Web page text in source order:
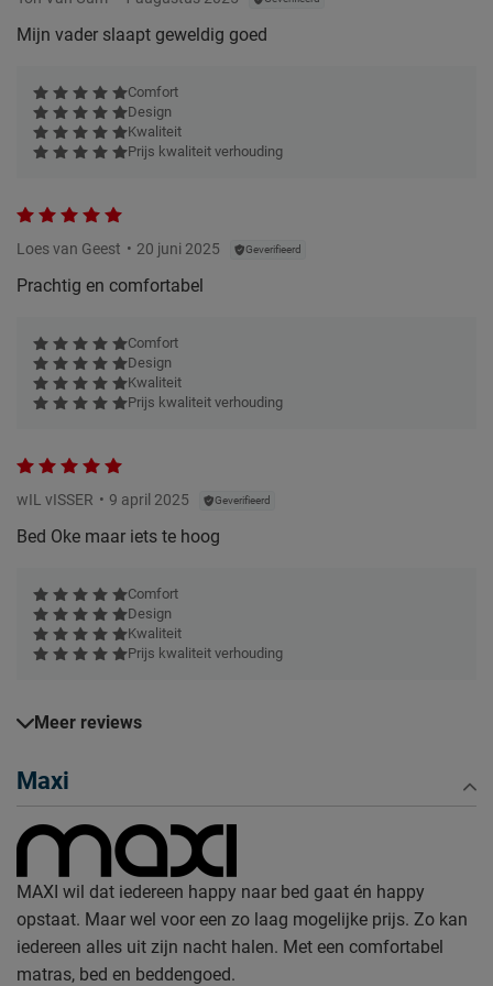
Mijn vader slaapt geweldig goed
Comfort
Design
Kwaliteit
Prijs kwaliteit verhouding
Loes van Geest 20 juni 2025 Geverifieerd
Prachtig en comfortabel
Comfort
Design
Kwaliteit
Prijs kwaliteit verhouding
wIL vISSER 9 april 2025 Geverifieerd
Bed Oke maar iets te hoog
Comfort
Design
Kwaliteit
Prijs kwaliteit verhouding
Meer reviews
Maxi
MAXI wil dat iedereen happy naar bed gaat én happy
opstaat. Maar wel voor een zo laag mogelijke prijs. Zo kan
iedereen alles uit zijn nacht halen. Met een comfortabel
matras, bed en beddengoed.